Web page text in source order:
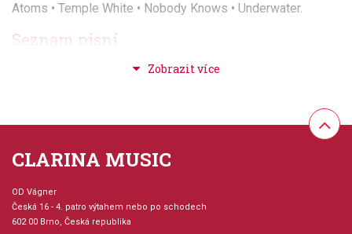
Atoms • Temple White • Nobody Knows • Underwater.
Seznam písní
Indian Yellow
Natural Light
Rolling Like A Ball
Swordfish
Temple White
CLARINA MUSIC
OD Vágner
Česká 16 - 4. patro výtahem nebo po schodech
602 00 Brno, Česká republika